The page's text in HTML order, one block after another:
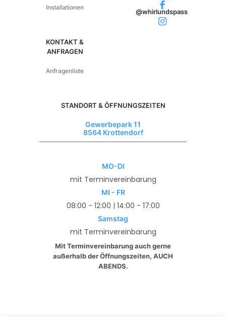
Installationen
KONTAKT &
ANFRAGEN
Anfragenliste
@whirlundspass
STANDORT & ÖFFNUNGSZEITEN
Gewerbepark 11
8564 Krottendorf
MO-DI
mit Terminvereinbarung
MI - FR
08:00 - 12:00 | 14:00 - 17:00
Samstag
mit Terminvereinbarung
Mit Terminvereinbarung auch gerne
außerhalb der Öffnungszeiten, AUCH
ABENDS.